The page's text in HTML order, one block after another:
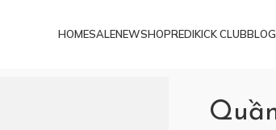
HOMESALENEWSHOPREDIKICK CLUBBLOG